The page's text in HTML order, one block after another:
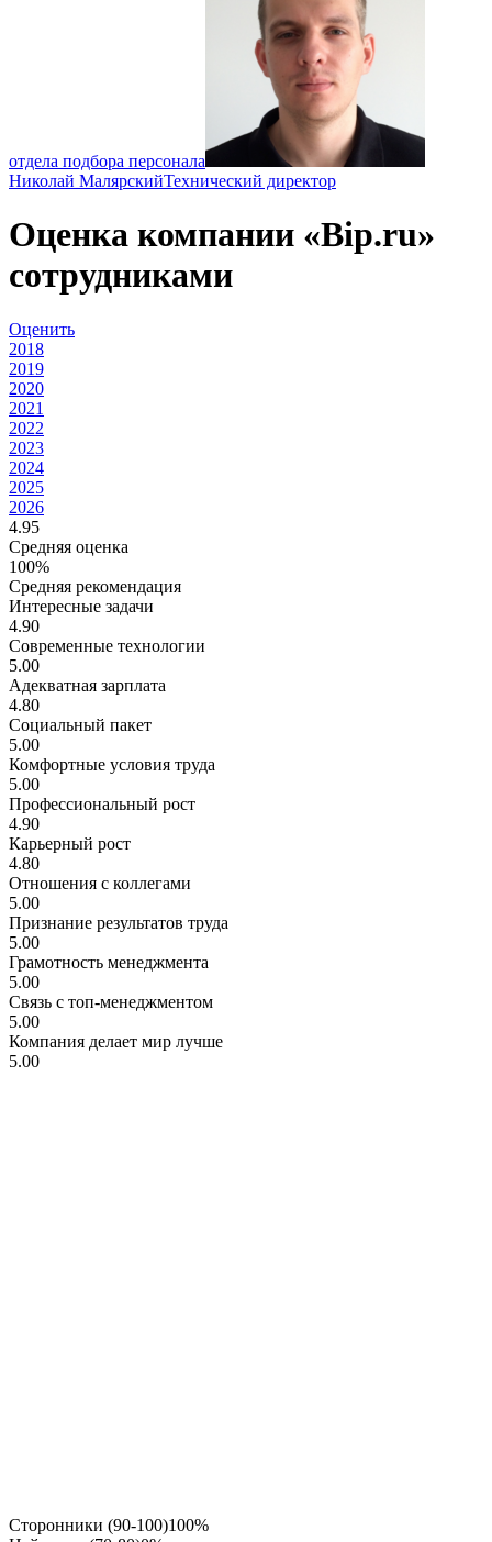
отдела подбора персонала
Николай МалярскийТехнический директор
Оценка компании «Bip.ru»
сотрудниками
Оценить
2018
2019
2020
2021
2022
2023
2024
2025
2026
4.95
Средняя оценка
100%
Средняя рекомендация
Интересные задачи
4.90
Современные технологии
5.00
Адекватная зарплата
4.80
Социальный пакет
5.00
Комфортные условия труда
5.00
Профессиональный рост
4.90
Карьерный рост
4.80
Отношения с коллегами
5.00
Признание результатов труда
5.00
Грамотность менеджмента
5.00
Связь с топ-менеджментом
5.00
Компания делает мир лучше
5.00
Сторонники (90-100)100%